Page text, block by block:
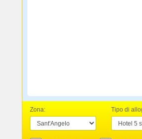
Zona: Tipo di